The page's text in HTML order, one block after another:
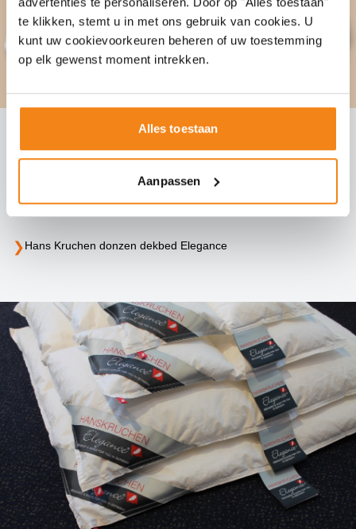
te klikken, stemt u in met ons gebruik van cookies. U
kunt uw cookievoorkeuren beheren of uw toestemming
op elk gewenst moment intrekken.
Alles toestaan
Aanpassen
Hans Kruchen donzen dekbed
❯Hans Kruchen donzen dekbed Elegance